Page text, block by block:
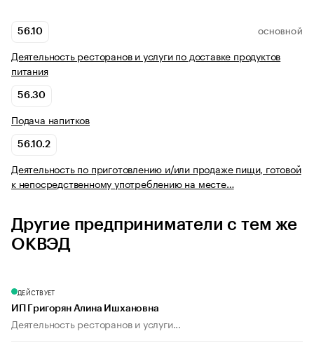
56.10 ОСНОВНОЙ
Деятельность ресторанов и услуги по доставке продуктов
питания
56.30
Подача напитков
56.10.2
Деятельность по приготовлению и/или продаже пищи, готовой
к непосредственному употреблению на месте…
Другие предприниматели с тем же
ОКВЭД
ДЕЙСТВУЕТ
ИП Григорян Алина Ишхановна
Деятельность ресторанов и услуги...